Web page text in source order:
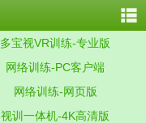
多宝视VR训练-专业版
网络训练-PC客户端
网络训练-网页版
视训一体机-4K高清版